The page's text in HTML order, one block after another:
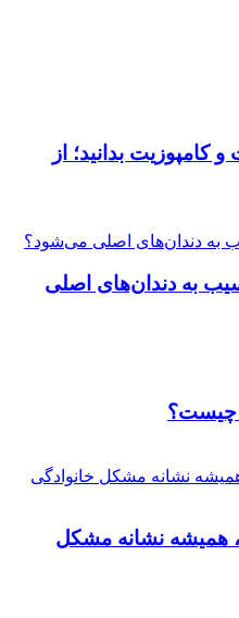
کامپوزیت بدانید؛ از
به دندان‌های اصلی
همیشه نشانه مشکل